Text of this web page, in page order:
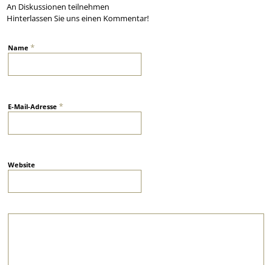
An Diskussionen teilnehmen
Hinterlassen Sie uns einen Kommentar!
Name*
E-Mail-Adresse*
Website